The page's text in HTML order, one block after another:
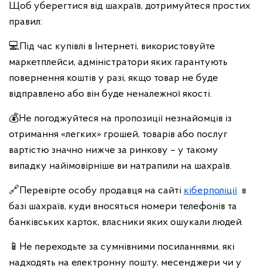
Щоб уберегтися від шахраїв, дотримуйтеся простих
правил:
💻Під час купівлі в Інтернеті, використовуйте
маркетплейси, адміністратори яких гарантують
повернення коштів у разі, якщо товар не буде
відправлено або він буде неналежної якості.
💰Не погоджуйтеся на пропозиції незнайомців із
отримання «легких» грошей, товарів або послуг
вартістю значно нижче за ринкову – у такому
випадку найімовірніше ви натрапили на шахраїв.
🔗Перевірте особу продавця на сайті кіберполіції в
базі шахраїв, куди вносяться номери телефонів та
банківських карток, власники яких ошукали людей.
📱Не переходьте за сумнівними посиланнями, які
надходять на електронну пошту, месенджери чи у